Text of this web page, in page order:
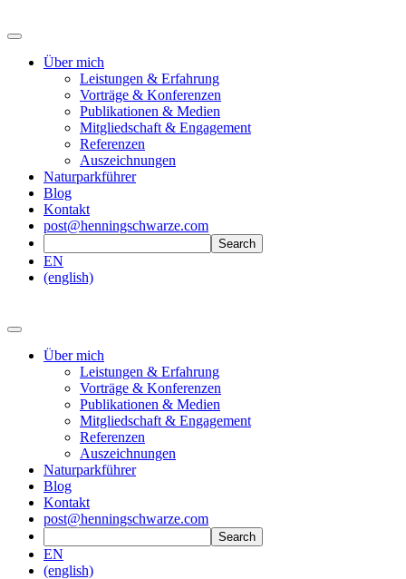
Über mich
Leistungen & Erfahrung
Vorträge & Konferenzen
Publikationen & Medien
Mitgliedschaft & Engagement
Referenzen
Auszeichnungen
Naturparkführer
Blog
Kontakt
post@henningschwarze.com
EN
(english)
Über mich
Leistungen & Erfahrung
Vorträge & Konferenzen
Publikationen & Medien
Mitgliedschaft & Engagement
Referenzen
Auszeichnungen
Naturparkführer
Blog
Kontakt
post@henningschwarze.com
EN
(english)